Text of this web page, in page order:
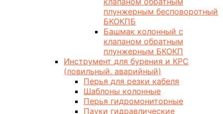
плунжерным бесповоротный
БКОКПБ
Башмак колонный с
клапаном обратным
плунжерным БКОКП
Инструмент для бурения и КРС
(ловильный, аварийный)
Перья для резки кабеля
Шаблоны колонные
Перья гидромониторные
Пауки гидравлические